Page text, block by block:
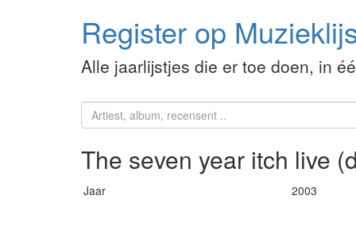
Register op
Alle jaarlijstjes die er toe doen, in
The seven year itch live
Jaar 2003